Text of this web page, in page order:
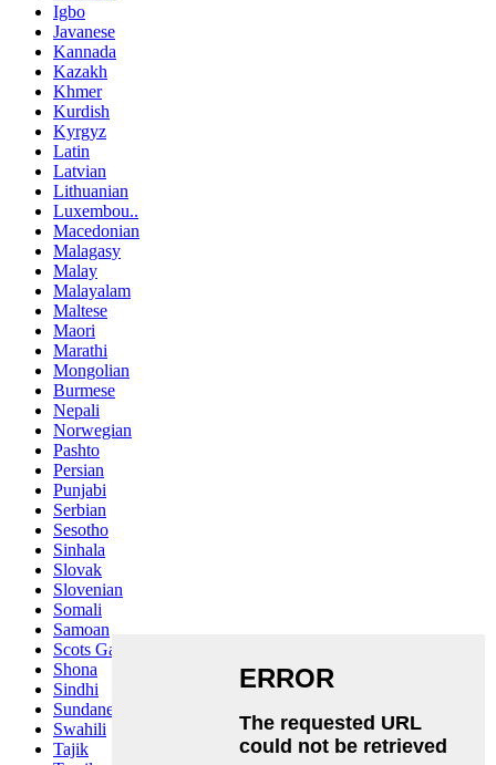
Igbo
Javanese
Kannada
Kazakh
Khmer
Kurdish
Kyrgyz
Latin
Latvian
Lithuanian
Luxembou..
Macedonian
Malagasy
Malay
Malayalam
Maltese
Maori
Marathi
Mongolian
Burmese
Nepali
Norwegian
Pashto
Persian
Punjabi
Serbian
Sesotho
Sinhala
Slovak
Slovenian
Somali
Samoan
Scots Gaelic
Shona
Sindhi
Sundanese
Swahili
Tajik